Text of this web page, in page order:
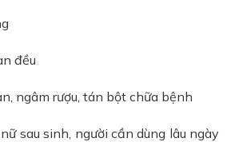
đều
ngâm rượu, tán bột chữa bệnh
sau sinh, người cần dùng lâu ngày